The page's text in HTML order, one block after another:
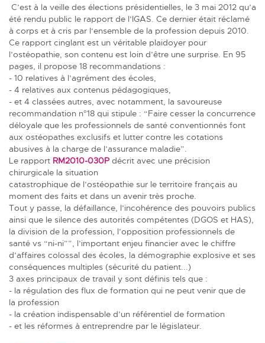
C’est à la veille des élections présidentielles, le 3 mai 2012 qu’a
été rendu public le rapport de l’IGAS. Ce dernier était réclamé
à corps et à cris par l‘ensemble de la profession depuis 2010.
Ce rapport cinglant est un véritable plaidoyer pour
l’ostéopathie, son contenu est loin d’être une surprise. En 95
pages, il propose 18 recommandations :
- 10 relatives à l’agrément des écoles,
- 4 relatives aux contenus pédagogiques,
- et 4 classées autres, avec notamment, la savoureuse
recommandation n°18 qui stipule : “Faire cesser la concurrence
déloyale que les professionnels de santé conventionnés font
aux ostéopathes exclusifs et lutter contre les cotations
abusives à la charge de l’assurance maladie”.
Le rapport RM2010-030P décrit avec une précision
chirurgicale la situation
catastrophique de l’ostéopathie sur le territoire français au
moment des faits et dans un avenir très proche.
Tout y passe, la défaillance, l’incohérence des pouvoirs publics
ainsi que le silence des autorités compétentes (DGOS et HAS),
la division de la profession, l’opposition professionnels de
santé vs “ni-ni””, l’important enjeu financier avec le chiffre
d’affaires colossal des écoles, la démographie explosive et ses
conséquences multiples (sécurité du patient...)
3 axes principaux de travail y sont définis tels que :
- la régulation des flux de formation qui ne peut venir que de
la profession
- la création indispensable d’un référentiel de formation
- et les réformes à entreprendre par le législateur.